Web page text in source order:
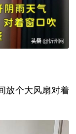
放个大风扇对着